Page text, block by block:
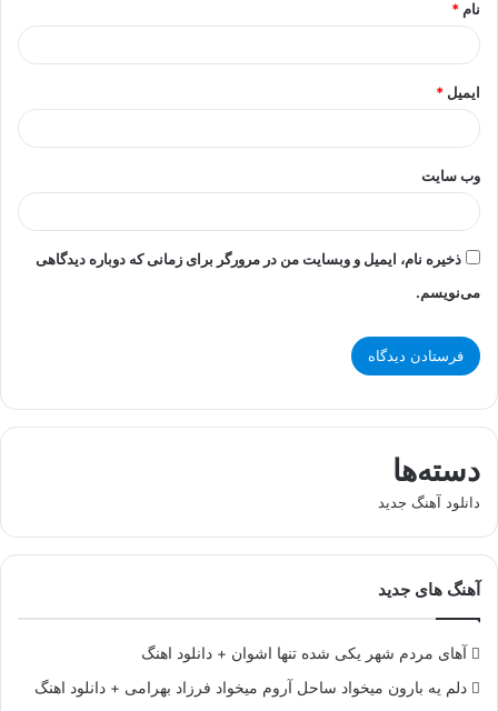
نام *
ایمیل *
وب‌ سایت
ذخیره نام، ایمیل و وبسایت من در مرورگر برای زمانی که دوباره دیدگاهی
می‌نویسم.
دسته‌ها
دانلود آهنگ جدید
آهنگ های جدید
آهای مردم شهر یکی شده تنها اشوان + دانلود اهنگ
دلم یه بارون میخواد ساحل آروم میخواد فرزاد بهرامی + دانلود اهنگ